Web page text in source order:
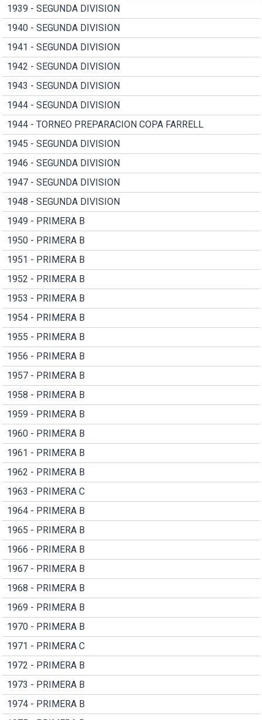
1939 - SEGUNDA DIVISION
1940 - SEGUNDA DIVISION
1941 - SEGUNDA DIVISION
1942 - SEGUNDA DIVISION
1943 - SEGUNDA DIVISION
1944 - SEGUNDA DIVISION
1944 - TORNEO PREPARACION COPA FARRELL
1945 - SEGUNDA DIVISION
1946 - SEGUNDA DIVISION
1947 - SEGUNDA DIVISION
1948 - SEGUNDA DIVISION
1949 - PRIMERA B
1950 - PRIMERA B
1951 - PRIMERA B
1952 - PRIMERA B
1953 - PRIMERA B
1954 - PRIMERA B
1955 - PRIMERA B
1956 - PRIMERA B
1957 - PRIMERA B
1958 - PRIMERA B
1959 - PRIMERA B
1960 - PRIMERA B
1961 - PRIMERA B
1962 - PRIMERA B
1963 - PRIMERA C
1964 - PRIMERA B
1965 - PRIMERA B
1966 - PRIMERA B
1967 - PRIMERA B
1968 - PRIMERA B
1969 - PRIMERA B
1970 - PRIMERA B
1971 - PRIMERA C
1972 - PRIMERA B
1973 - PRIMERA B
1974 - PRIMERA B